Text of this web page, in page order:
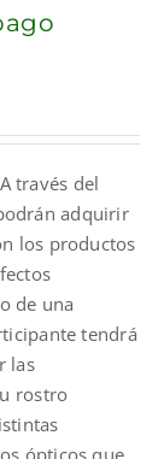
A través del
adquirir
los productos
de una
tendrá
las
rostro
ópticos que